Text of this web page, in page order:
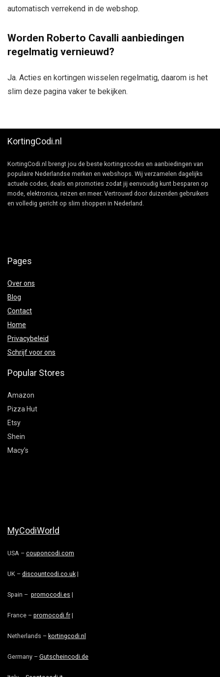
automatisch verrekend in de webshop.
Worden Roberto Cavalli aanbiedingen
regelmatig vernieuwd?
Ja. Acties en kortingen wisselen regelmatig, daarom is het
slim deze pagina vaker te bekijken.
KortingCodi.nl
KortingCodi.nl brengt jou de beste kortingscodes en aanbiedingen van
populaire Nederlandse merken en webshops. Wij verzamelen dagelijks
actuele codes, deals en promoties zodat jij eenvoudig kunt besparen op
mode, elektronica, reizen en meer. Vertrouwd door duizenden gebruikers
en volledig gericht op slim shoppen in Nederland.
Pages
Over ons
Blog
Contact
Home
Privacybeleid
Schrijf voor ons
Popular Stores
Amazon
Pizza Hut
Etsy
Shein
Macy’s
MyCodiWorld
USA – couponcodi.com
UK – discountcodi.co.uk |
Spain – promocodi.es |
France – promocodi.fr |
Netherlands – kortingcodi.nl
Germany – Gutscheincodi.de